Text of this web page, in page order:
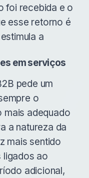
foi recebida e o
esse retorno é
a
em serviços
pede um
o
mais adequado
a natureza da
mais sentido
ligados ao
adicional,